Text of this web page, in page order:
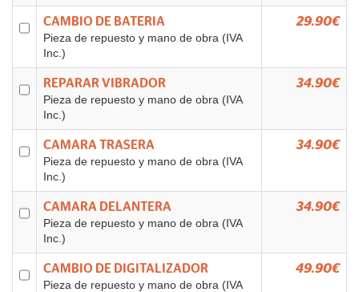
CAMBIO DE BATERIA
Pieza de repuesto y mano de obra (IVA
Inc.)
29.90€
REPARAR VIBRADOR
Pieza de repuesto y mano de obra (IVA
Inc.)
34.90€
CAMARA TRASERA
Pieza de repuesto y mano de obra (IVA
Inc.)
34.90€
CAMARA DELANTERA
Pieza de repuesto y mano de obra (IVA
Inc.)
34.90€
CAMBIO DE DIGITALIZADOR
Pieza de repuesto y mano de obra (IVA
49.90€